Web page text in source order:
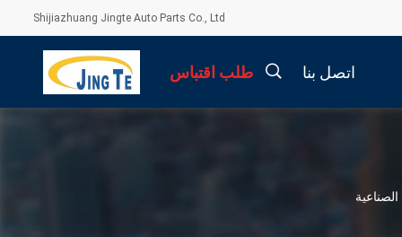
Shijiazhuang Jingte Auto Parts Co., Ltd
اتصل بنا طلب اقتباس